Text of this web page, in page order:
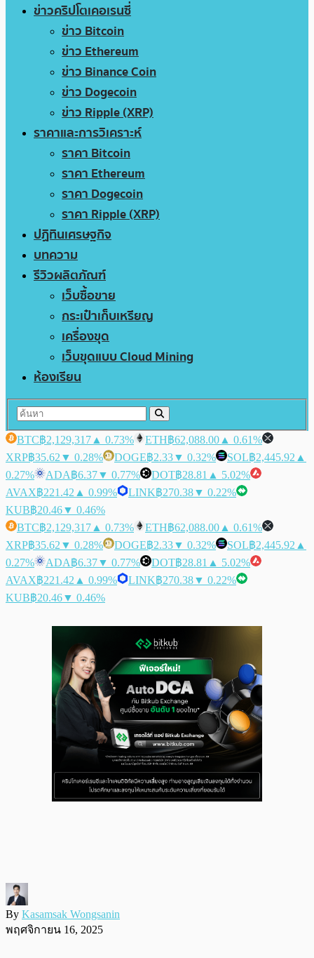
ข่าวคริปโตเคอเรนซี่
ข่าว Bitcoin
ข่าว Ethereum
ข่าว Binance Coin
ข่าว Dogecoin
ข่าว Ripple (XRP)
ราคาและการวิเคราะห์
ราคา Bitcoin
ราคา Ethereum
ราคา Dogecoin
ราคา Ripple (XRP)
ปฏิทินเศรษฐกิจ
บทความ
รีวิวผลิตภัณฑ์
เว็บซื้อขาย
กระเป๋าเก็บเหรียญ
เครื่องขุด
เว็บขุดแบบ Cloud Mining
ห้องเรียน
BTC฿2,129,317 ▲ 0.73% ETH฿62,088.00 ▲ 0.61%
XRP฿35.62 ▼ 0.28% DOGE฿2.33▼ 0.32% SOL฿2,445.92 ▲
0.27%
ADA฿6.37▼ 0.77% DOT฿28.81 ▲ 5.02%
AVAX฿221.42 ▲ 0.99% LINK฿270.38▼ 0.22%
KUB฿20.46▼ 0.46%
BTC฿2,129,317 ▲ 0.73% ETH฿62,088.00 ▲ 0.61%
XRP฿35.62 ▼ 0.28% DOGE฿2.33▼ 0.32% SOL฿2,445.92 ▲
0.27%
ADA฿6.37▼ 0.77% DOT฿28.81 ▲ 5.02%
AVAX฿221.42 ▲ 0.99% LINK฿270.38▼ 0.22%
KUB฿20.46▼ 0.46%
By Kasamsak Wongsanin
พฤศจิกายน 16, 2025